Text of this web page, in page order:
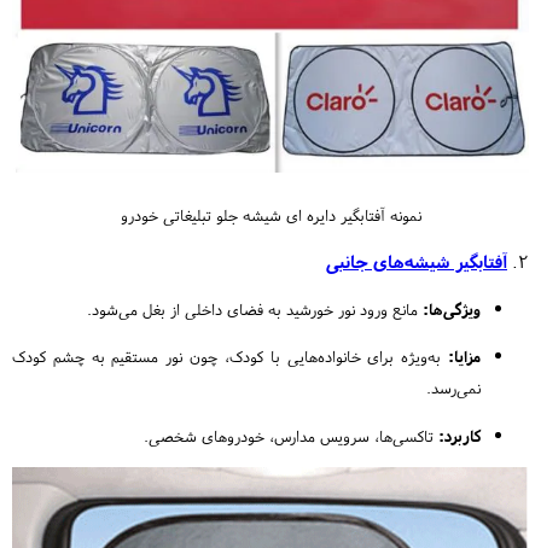
نمونه آفتابگیر دایره ای شیشه جلو تبلیغاتی خودرو
۲. آفتابگیر شیشه‌های جانبی
ویژگی‌ها: مانع ورود نور خورشید به فضای داخلی از بغل می‌شود.
مزایا: به‌ویژه برای خانواده‌هایی با کودک، چون نور مستقیم به چشم کودک
نمی‌رسد.
کاربرد: تاکسی‌ها، سرویس مدارس، خودروهای شخصی.